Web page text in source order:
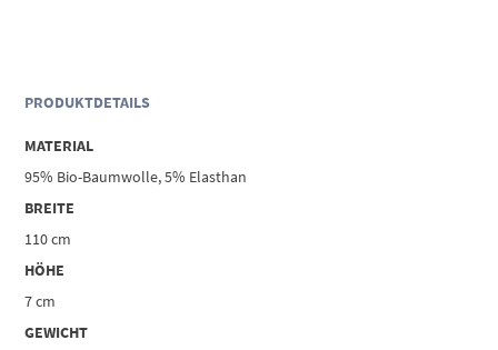
PRODUKTDETAILS
MATERIAL
95% Bio-Baumwolle, 5% Elasthan
BREITE
110 cm
HÖHE
7 cm
GEWICHT